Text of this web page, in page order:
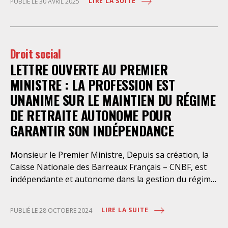
conventionnelle minimale à 100% du
mai à toutes et tous, soyons nombreuses et
Droit social
LETTRE OUVERTE AU PREMIER
MINISTRE : LA PROFESSION EST
UNANIME SUR LE MAINTIEN DU RÉGIME
DE RETRAITE AUTONOME POUR
GARANTIR SON INDÉPENDANCE
Monsieur le Premier Ministre, Depuis sa création, la
Caisse Nationale des Barreaux Français – CNBF, est
indépendante et autonome dans la gestion du régime
coûte le moindre euro à l’Etat. S’agissant d’un régime
PUBLIÉ LE 28 OCTOBRE 2024 LIRE LA SUITE